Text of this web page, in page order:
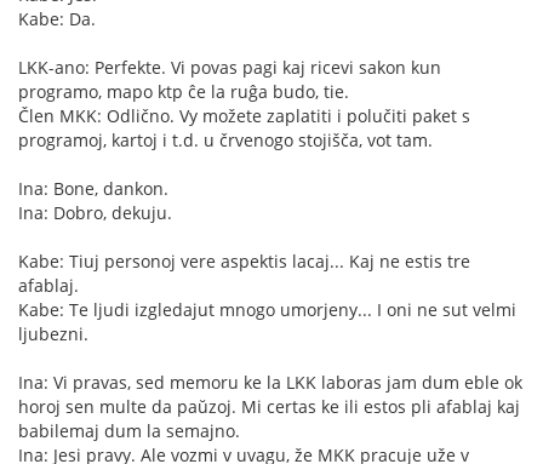
Kabe: Da.
LKK-ano: Perfekte. Vi povas pagi kaj ricevi sakon kun
programo, mapo ktp ĉe la ruĝa budo, tie.
Člen MKK: Odlično. Vy možete zaplatiti i polučiti paket s
programoj, kartoj i t.d. u črvenogo stojišča, vot tam.
Ina: Bone, dankon.
Ina: Dobro, dekuju.
Kabe: Tiuj personoj vere aspektis lacaj... Kaj ne estis tre
afablaj.
Kabe: Te ljudi izgledajut mnogo umorjeny... I oni ne sut velmi
ljubezni.
Ina: Vi pravas, sed memoru ke la LKK laboras jam dum eble ok
horoj sen multe da paŭzoj. Mi certas ke ili estos pli afablaj kaj
babilemaj dum la semajno.
Ina: Jesi pravy. Ale vozmi v uvagu, že MKK pracuje uže v